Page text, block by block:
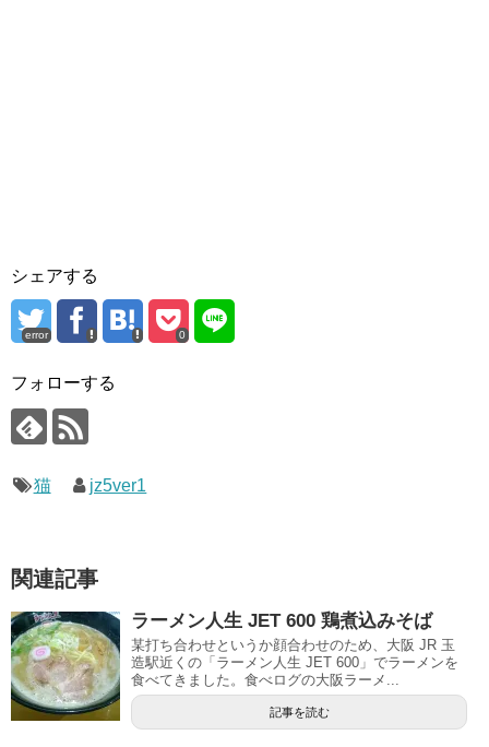
シェアする
error 0
フォローする
猫 jz5ver1
関連記事
ラーメン人生 JET 600 鶏煮込みそば
某打ち合わせというか顔合わせのため、大阪 JR 玉
造駅近くの「ラーメン人生 JET 600」でラーメンを
食べてきました。食べログの大阪ラーメ...
記事を読む